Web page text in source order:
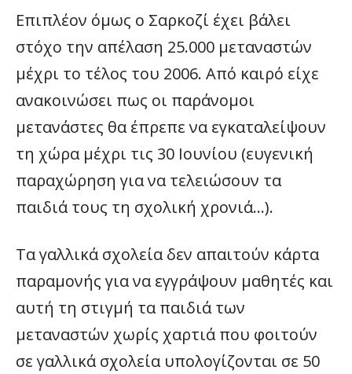
Επιπλέον όμως ο Σαρκοζί έχει βάλει
στόχο την απέλαση 25.000 μεταναστών
μέχρι το τέλος του 2006. Από καιρό είχε
ανακοινώσει πως οι παράνομοι
μετανάστες θα έπρεπε να εγκαταλείψουν
τη χώρα μέχρι τις 30 Ιουνίου (ευγενική
παραχώρηση για να τελειώσουν τα
παιδιά τους τη σχολική χρονιά…).
Τα γαλλικά σχολεία δεν απαιτούν κάρτα
παραμονής για να εγγράψουν μαθητές και
αυτή τη στιγμή τα παιδιά των
μεταναστών χωρίς χαρτιά που φοιτούν
σε γαλλικά σχολεία υπολογίζονται σε 50